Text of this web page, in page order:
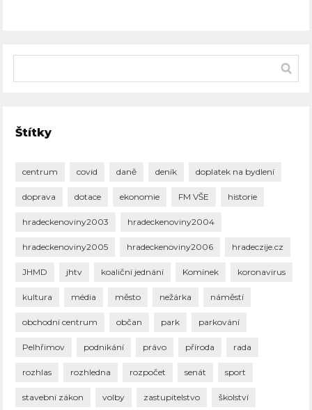
Štítky
centrum covid daně deník doplatek na bydlení
doprava dotace ekonomie FM VŠE historie
hradeckenoviny2003 hradeckenoviny2004
hradeckenoviny2005 hradeckenoviny2006 hradeczije.cz
JHMD jhtv koaliční jednání Komínek koronavirus
kultura média město nežárka náměstí
obchodní centrum občan park parkování
Pelhřimov podnikání právo příroda rada
rozhlas rozhledna rozpočet senát sport
stavební zákon volby zastupitelstvo školství